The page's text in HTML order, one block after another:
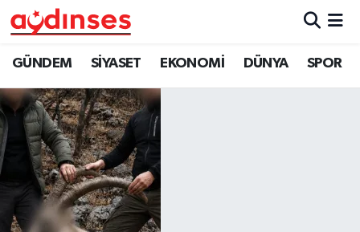
GÜNDEM SİYASET EKONOMİ DÜNYA SPOR
GÜNDEM
SİYASET
EKONOMİ
DÜNYA
SPOR
Nöbetçi Eczaneler
Hava Durumu
Aydin Namaz Vakitleri
Trafik Durumu
Süper Lig Puan Durumu ve Fikstür